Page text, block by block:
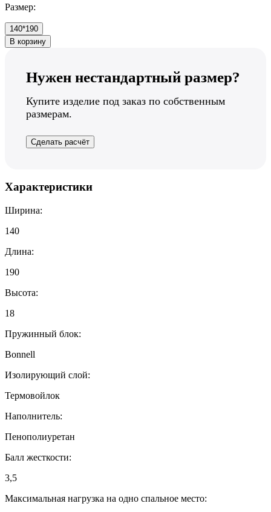
Размер:
140*190
В корзину
Нужен нестандартный размер?
Купите изделие под заказ по собственным
размерам.
Сделать расчёт
Характеристики
Ширина:
140
Длина:
190
Высота:
18
Пружинный блок:
Bonnell
Изолирующий слой:
Термовойлок
Наполнитель:
Пенополиуретан
Балл жесткости:
3,5
Максимальная нагрузка на одно спальное место: